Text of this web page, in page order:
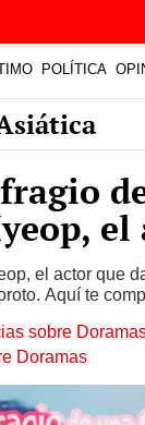
POLÍTICA
el
el actor que
Aquí te
sobre
Doramas